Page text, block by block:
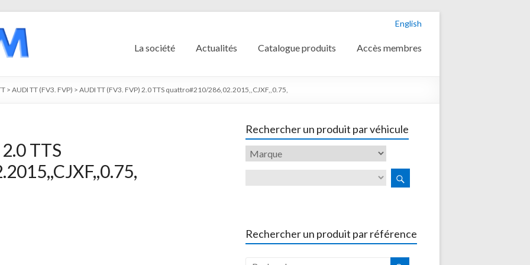
English
La société Actualités Catalogue produits Accès membres
> AUDI TT (FV3. FVP) > AUDI TT (FV3. FVP) 2.0 TTS quattro#210/286,02.2015,,CJXF,,0.75,
TTS
Rechercher un produit par véhicule
Rechercher un produit par référence